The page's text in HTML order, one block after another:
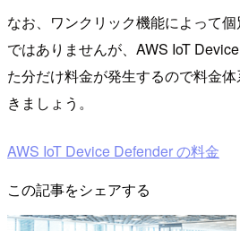
なお、ワンクリック機能によって
ではありませんが、AWS IoT
た分だけ料金が発生するので料金
きましょう。
AWS IoT Device Defender の料金
この記事をシェアする